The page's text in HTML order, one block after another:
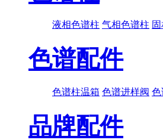
液相色谱柱 气相色谱柱
色谱配件
色谱柱温箱 色谱进样阀 色
品牌配件